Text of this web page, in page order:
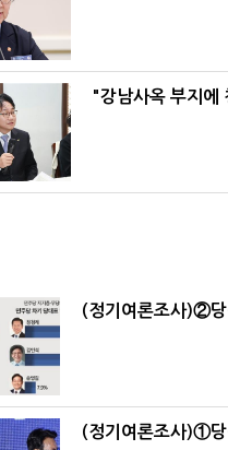
"강남사옥 부지
(정기여론조사)②당
(정기여론조사)①